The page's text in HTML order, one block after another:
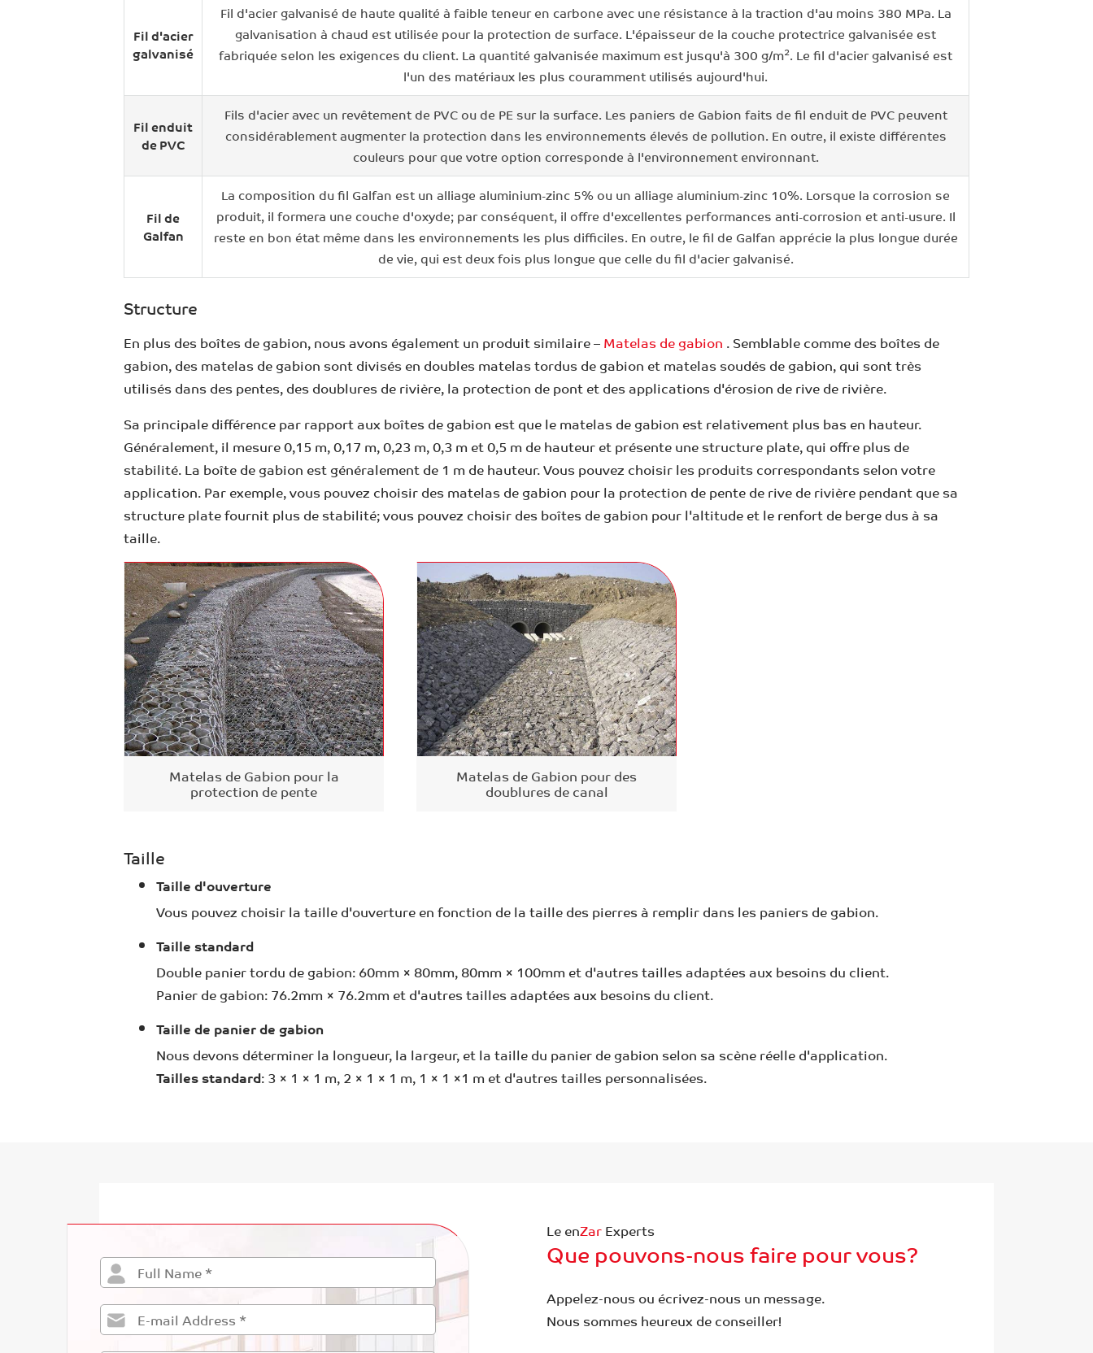
Fil d'acier
galvanisé
Fil d'acier galvanisé de haute qualité à faible teneur en carbone avec une résistance à la traction d'au moins 380 MPa. La
galvanisation à chaud est utilisée pour la protection de surface. L'épaisseur de la couche protectrice galvanisée est
fabriquée selon les exigences du client. La quantité galvanisée maximum est jusqu'à 300 g/m2. Le fil d'acier galvanisé est
l'un des matériaux les plus couramment utilisés aujourd'hui.
Fil enduit
de PVC
Fils d'acier avec un revêtement de PVC ou de PE sur la surface. Les paniers de Gabion faits de fil enduit de PVC peuvent
considérablement augmenter la protection dans les environnements élevés de pollution. En outre, il existe différentes
couleurs pour que votre option corresponde à l'environnement environnant.
Fil de
Galfan
La composition du fil Galfan est un alliage aluminium-zinc 5% ou un alliage aluminium-zinc 10%. Lorsque la corrosion se
produit, il formera une couche d'oxyde; par conséquent, il offre d'excellentes performances anti-corrosion et anti-usure. Il
reste en bon état même dans les environnements les plus difficiles. En outre, le fil de Galfan apprécie la plus longue durée
de vie, qui est deux fois plus longue que celle du fil d'acier galvanisé.
Structure
En plus des boîtes de gabion, nous avons également un produit similaire –Matelas de gabion . Semblable comme des boîtes de
gabion, des matelas de gabion sont divisés en doubles matelas tordus de gabion et matelas soudés de gabion, qui sont très
utilisés dans des pentes, des doublures de rivière, la protection de pont et des applications d'érosion de rive de rivière.
Sa principale différence par rapport aux boîtes de gabion est que le matelas de gabion est relativement plus bas en hauteur.
Généralement, il mesure 0,15 m, 0,17 m, 0,23 m, 0,3 m et 0,5 m de hauteur et présente une structure plate, qui offre plus de
stabilité. La boîte de gabion est généralement de 1 m de hauteur. Vous pouvez choisir les produits correspondants selon votre
application. Par exemple, vous pouvez choisir des matelas de gabion pour la protection de pente de rive de rivière pendant que sa
structure plate fournit plus de stabilité; vous pouvez choisir des boîtes de gabion pour l'altitude et le renfort de berge dus à sa
taille.
Matelas de Gabion pour la
protection de pente
Matelas de Gabion pour des
doublures de canal
Taille
Taille d'ouverture
Vous pouvez choisir la taille d'ouverture en fonction de la taille des pierres à remplir dans les paniers de gabion.
Taille standard
Double panier tordu de gabion: 60mm × 80mm, 80mm × 100mm et d'autres tailles adaptées aux besoins du client.
Panier de gabion: 76.2mm × 76.2mm et d'autres tailles adaptées aux besoins du client.
Taille de panier de gabion
Nous devons déterminer la longueur, la largeur, et la taille du panier de gabion selon sa scène réelle d'application.
Tailles standard: 3 × 1 × 1 m, 2 × 1 × 1 m, 1 × 1 ×1 m et d'autres tailles personnalisées.
Le enZarExperts
Que pouvons-nous faire pour vous?
Appelez-nous ou écrivez-nous un message.
Nous sommes heureux de conseiller!